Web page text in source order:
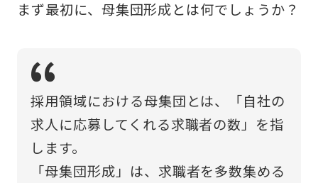
まず最初に、母集団形成とは何でしょうか？
採用領域における母集団とは、「自社の
求人に応募してくれる求職者の数」を指
します。
「母集団形成」は、求職者を多数集める